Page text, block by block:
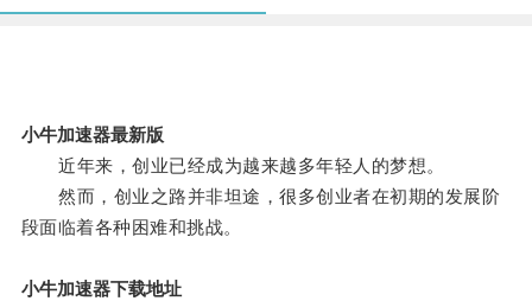
小牛加速器最新版
近年来，创业已经成为越来越多年轻人的梦想。
然而，创业之路并非坦途，很多创业者在初期的发展阶
段面临着各种困难和挑战。
小牛加速器下载地址